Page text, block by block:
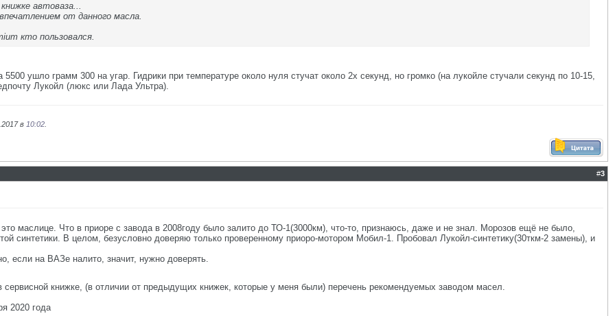
автоваза...
от данного масла.
кто пользовался.
ушло грамм 300 на угар. Гидрики при температуре около нуля стучат около 2х секунд, но громко (на лукойле стучали секунд по 10-15,
Лукойл (люкс или Лада Ультра).
в 10:02
#3
это маслице. Что в приоре с завода в 2008году было залито до ТО-1(3000км), что-то, признаюсь, даже и не знал. Морозов ещё не было,
синтетики. В целом, безусловно доверяю только проверенному приоро-мотором Мобил-1. Пробовал Лукойл-синтетику(30ткм-2 замены), и
если на ВАЗе налито, значит, нужно доверять.
сервисной книжке, (в отличии от предыдущих книжек, которые у меня были) перечень рекомендуемых заводом масел.
2020 года